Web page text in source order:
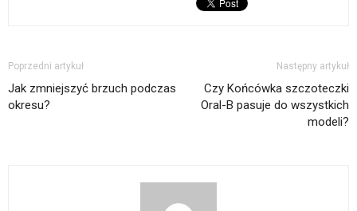
Poprzedni artykuł
Jak zmniejszyć brzuch podczas
okresu?
Następny artykuł
Czy Końcówka szczoteczki
Oral-B pasuje do wszystkich
modeli?